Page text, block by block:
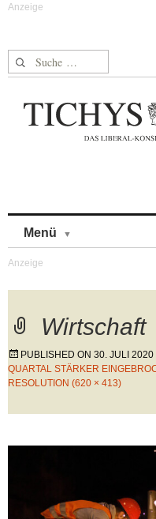
Suche nach:
Menü
Wirtschaft
PUBLISHED ON 30. JULI 2020
QUARTAL STÄRKER
RESOLUTION (620 × 413)